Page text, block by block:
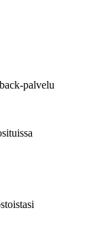
palvelu